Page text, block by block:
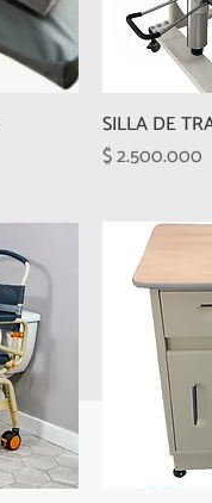
SILLA DE
Precio
$ 2.500.000